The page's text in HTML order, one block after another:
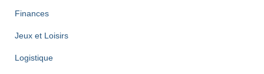
Finances
Jeux et Loisirs
Logistique